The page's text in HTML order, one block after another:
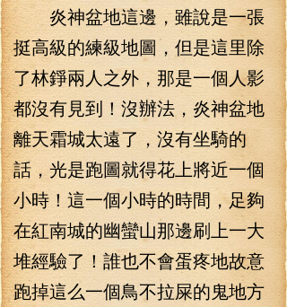
炎神盆地這邊，雖說是一張
挺高級的練級地圖，但是這里除
了林錚兩人之外，那是一個人影
都沒有見到！沒辦法，炎神盆地
離天霜城太遠了，沒有坐騎的
話，光是跑圖就得花上將近一個
小時！這一個小時的時間，足夠
在紅南城的幽蠻山那邊刷上一大
堆經驗了！誰也不會蛋疼地故意
跑掉這么一個鳥不拉屎的鬼地方